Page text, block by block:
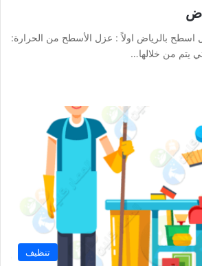
بالرياض اولاً : عزل الأسطح من الحرارة:
يتم من خلالها…
تنظيف